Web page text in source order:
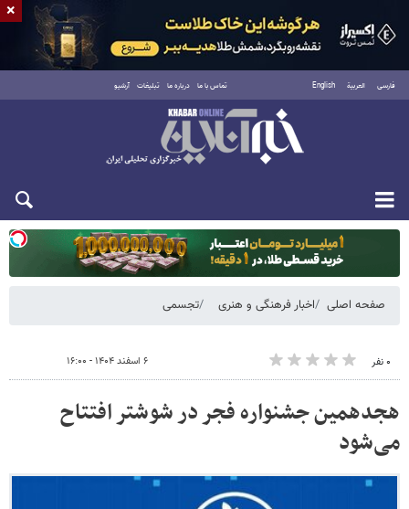
فارسی العربية English تماس با ما درباره ما تبلیغات آرشیو
یکشنبه ۱۸ مرداد ۱۴۰۵
صفحه اصلی اخبار فرهنگی و هنری تجسمی
۰ نفر ۶ اسفند ۱۴۰۴ - ۱۶:۰۰
هجدهمین جشنواره فجر در شوشتر افتتاح
می‌شود
×